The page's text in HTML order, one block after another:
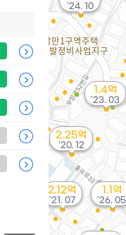
1.1억
'26. 05
'24. 10
1.4억
'23. 03
2.12억
'21. 07
2.25억
'20. 12